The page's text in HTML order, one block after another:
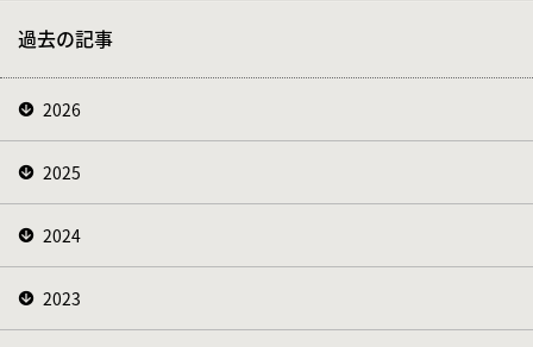
過去の記事
2026
2025
2024
2023